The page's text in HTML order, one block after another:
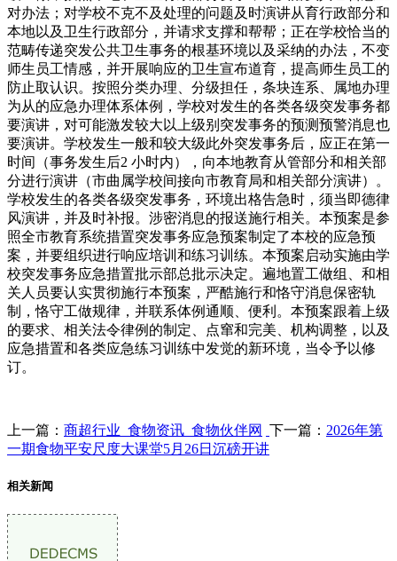
对办法；对学校不克不及处理的问题及时演讲从育行政部分和
本地以及卫生行政部分，并请求支撑和帮帮；正在学校恰当的
范畴传递突发公共卫生事务的根基环境以及采纳的办法，不变
师生员工情感，并开展响应的卫生宣布道育，提高师生员工的
防止取认识。按照分类办理、分级担任，条块连系、属地办理
为从的应急办理体系体例，学校对发生的各类各级突发事务都
要演讲，对可能激发较大以上级别突发事务的预测预警消息也
要演讲。学校发生一般和较大级此外突发事务后，应正在第一
时间（事务发生后2 小时内），向本地教育从管部分和相关部
分进行演讲（市曲属学校间接向市教育局和相关部分演讲）。
学校发生的各类各级突发事务，环境出格告急时，须当即德律
风演讲，并及时补报。涉密消息的报送施行相关。本预案是参
照全市教育系统措置突发事务应急预案制定了本校的应急预
案，并要组织进行响应培训和练习训练。本预案启动实施由学
校突发事务应急措置批示部总批示决定。遍地置工做组、和相
关人员要认实贯彻施行本预案，严酷施行和恪守消息保密轨
制，恪守工做规律，并联系体例通顺、便利。本预案跟着上级
的要求、相关法令律例的制定、点窜和完美、机构调整，以及
应急措置和各类应急练习训练中发觉的新环境，当令予以修
订。
上一篇： 商超行业_食物资讯_食物伙伴网 下一篇： 2026年第
一期食物平安尺度大课堂5月26日沉磅开讲
相关新闻